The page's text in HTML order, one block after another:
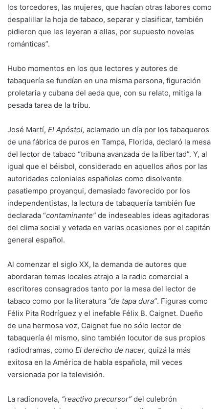
los torcedores, las mujeres, que hacían otras labores como
despalillar la hoja de tabaco, separar y clasificar, también
pidieron que les leyeran a ellas, por supuesto novelas
románticas”.
Hubo momentos en los que lectores y autores de
tabaquería se fundían en una misma persona, figuración
proletaria y cubana del aeda que, con su relato, mitiga la
pesada tarea de la tribu.
José Martí, El Apóstol, aclamado un día por los tabaqueros
de una fábrica de puros en Tampa, Florida, declaró la mesa
del lector de tabaco “tribuna avanzada de la libertad”. Y, al
igual que el béisbol, considerado en aquellos años por las
autoridades coloniales españolas como disolvente
pasatiempo proyanqui, demasiado favorecido por los
independentistas, la lectura de tabaquería también fue
declarada “contaminante” de indeseables ideas agitadoras
del clima social y vetada en varias ocasiones por el capitán
general español.
Al comenzar el siglo XX, la demanda de autores que
abordaran temas locales atrajo a la radio comercial a
escritores consagrados tanto por la mesa del lector de
tabaco como por la literatura “de tapa dura”. Figuras como
Félix Pita Rodríguez y el inefable Félix B. Caignet. Dueño
de una hermosa voz, Caignet fue no sólo lector de
tabaquería él mismo, sino también locutor de sus propios
radiodramas, como El derecho de nacer, quizá la más
exitosa en la América de habla española, mil veces
versionada por la televisión.
La radionovela, “reactivo precursor” del culebrón